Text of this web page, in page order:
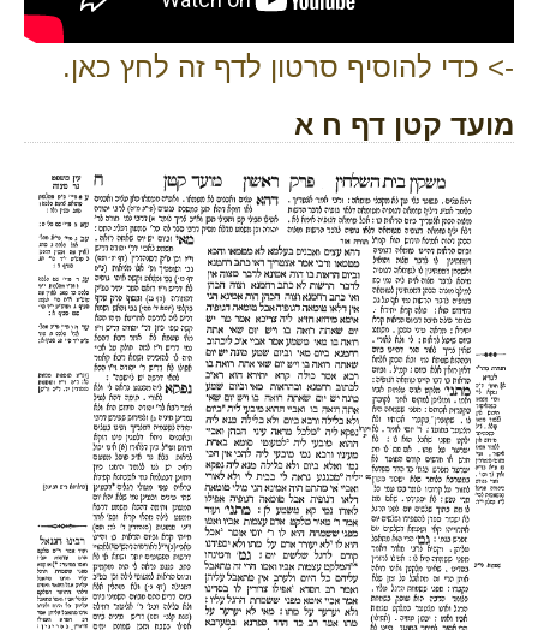
-> כדי להוסיף סרטון לדף זה לחץ כאן.
מועד קטן דף ח א